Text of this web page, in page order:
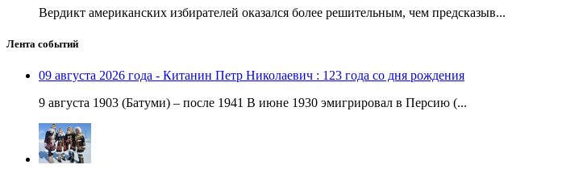
Вердикт американских избирателей оказался более решительным, чем предсказыв...
Лента событий
09 августа 2026 года - Китанин Петр Николаевич : 123 года со дня рождения
9 августа 1903 (Батуми) – после 1941 В июне 1930 эмигрировал в Персию (...